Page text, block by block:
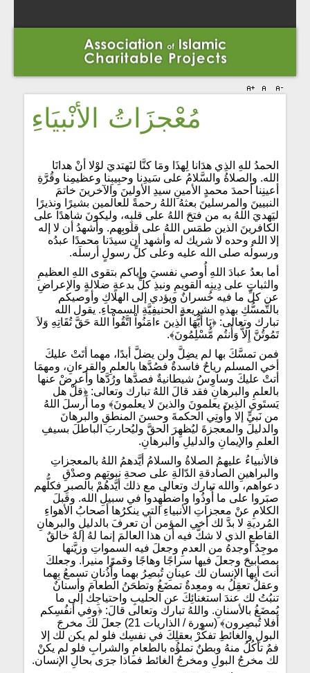
مُعْجزَاتُ الأنْبيَاءِ
الحمدُ للهِ الذِي هدَانا لِهذَا ومَا كنَّا لنَهتديَ لوْلا أنْ هدانَا
الله. والصلاةُ والسَّلامُ على سَيدِنا وحبِيبِنا وعظيمِنا وقُرَّةِ
أعينِنا أحمدَ محمدٍ الأمينِ سيدِ الأولينَ والآخرينَ خاتمَ
النبيينَ والمرسلينَ بعثهُ اللهُ رحمةً للعالمين بشيرًا ونذيرًا
ليَهديَ اللهُ به من فتحَ اللهُ على قلبِه، وليكونَ شاهدًا على
الكافرينَ الذين طمَس اللهُ على قلوبِهم. وأشهدُ أن لا إله
إلا الله وحده لا شريك له وأشهد أن سيدَنا محمدًا عبدُه
ورسولُه صلى الله عليه وعلى كلِّ رسولٍ أرسلَه.
أما بعدُ عبادَ اللهِ أُوصي نفسيَ وإياكم بتقوى اللهِ العظيمِ
والثباتِ على دِينِه القويمِ ونبذِ كلِّ بدعةٍ ضلالةٍ والإعراضِ
عن كلِّ ما فيه خُسرانٌ ويؤدي إلى الهلاكِ وأوصيكم
بالتَّمسُّكِ بهذهِ الشريعةِ الحنيفِيَّةِ السمحاءِ. يقول الله
تبارك وتعالى: ﴿يَا أَيُّهَا الَّذِينَ ءامَنُواْ اتَّقُواْ اللهَ حَقَّ تُقَاتِهِ وَلاَ
تَمُوتُنَّ إِلاَّ وَأَنتُم مُّسْلِمُونَ﴾.
فمن تمسَّكَ بها لم يضِلَّ ولن يضلَّ أبدًا، مهما أتَتْ عليكَ
أخي المسلم رياحٌ فاسدةٌ فصُدَّها بالعلمِ والقرءانِ، ومهمَا
أتتْ عليكَ وساوِسُ شيطانيةٌ فصدَّها ورُدَّها وأعرِضْ عنها
بالعلمِ والبرهانِ فقد قالَ اللهُ تبارك وتعالى: ﴿قلْ هل
يَستَوي الذِينَ يعلمونَ والذينَ لا يعلمونَ﴾ وما أَرسلَ اللهُ
من نَبيٍّ إلا وأُوتِي الحكمةَ وحسنَ المنطقِ والبرهانَ
والدليلَ والمعجزةَ ليُظهِرَ الحقَّ وليُحاربَ الباطلَ بسيفِ
العلمِ والإيمانِ والدليلِ والبرهانِ.
فالأنبياءُ عليهمُ الصلاةُ والسلامُ أيَّدهمُ اللهُ بالمعجزاتِ
والبراهينِ الصادقةِ الدّالةِ على صحةِ نبوتِهم وصدْقِ
دعواهم، والله تبارك وتعالى مع ذلك أيَّدهُمْ بالصبرِ فكلُّهم
صبَروا على ما أُوذُوا واضطُهِدوا في سبيلِ الله. وقبلَ
الكلامِ عنْ معجزاتِ الأنبياءِ التي ينكرُها أصحابُ الأهواءِ
المُرديةِ لا بدَّ لك أخي المؤمن أن تعرفَ بالدليلِ والبرهانِ
القاطعِ الذي لا شكَّ فيه أن هذا العالمَ إنما لهُ إلهٌ خالقٌ
موجِدٌ أوجدهُ من العدمِ وجعلَ فيه السمواتِ وزيَّنها
بمصابيحَ وجعلَ فيها سراجًا وهاجًا وقمرًا منيرا. وجعلكَ
أنتَ أيها الإنسان لك عينانِ تُبصِرُ بهما وأُذُنانِ تسمعُ بِهما
وعقلٌ تعقِلُ به ومعِدةٌ تمضَغُ وتطحَنُ الطعامَ وأسنانٌ
تنبُتُ لك عندَ استغنائِكَ عن الحليبِ واحتياجِك إلى ما
يُمضَغُ بالأسنانِ. واللهُ تبارك وتعالى قالَ: ﴿وفي أنفُسِكم
أفلا تُبصِرون﴾ (سورة / الذاريات 21) جعلَ لكَ مخرجَ
البولِ والغائطِ تفكَّرْ بعقلِكَ في نفسِك فلو لم يكن لك إلا
فمٌ تأكُلُ منهُ وبطنٌ تملؤُه بالطعامِ والشرابِ فلو لم يكنْ
لك مخرجُ البولِ ومخرجُ الغائط فماذا جرَى بحالِ الإنسان.